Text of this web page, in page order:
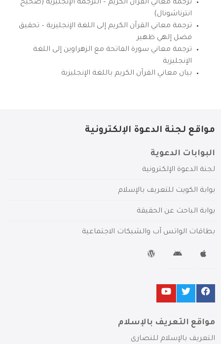
ترجمة معاني القرآن الكريم – الترجمة الإنجليزية (صحيح
انترناشونال)
ترجمة معاني القرآن الكريم إلى اللغة الإنجليزية – تحقيق
فضل إلهي ظهير
ترجمة معاني سورة الفاتحة مع الزهراوين إلى اللغة
الإنجليزية
بيان معاني القرآن الكريم باللغة الإنجليزية
مواقع لجنة الدعوة الإلكترونية
البوابات الدعوية
لجنة الدعوة الإلكترونية
بوابة الكويت للتعريف بالإسلام
بوابة الباحث عن الحقيقة
بطاقات الواتس آب والشبكات الاجتماعية
مواقع التعريف بالإسلام
التعريف بالإسلام للنصارى